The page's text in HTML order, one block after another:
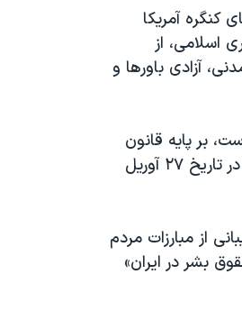
کنگره آمریکا
اسلامی، از
آزادی باورها و
بر پایه قانون
اول ژوئیه ۱۹۰۱ فرانسه و قطعنامه ۱۶ اوت ۱۹۰۱ فرانسه در شهر پاریس و در تاریخ ۲۷ آوریل
در راستای پشتیبانی از مبارزات مردم
بشر در ایران»